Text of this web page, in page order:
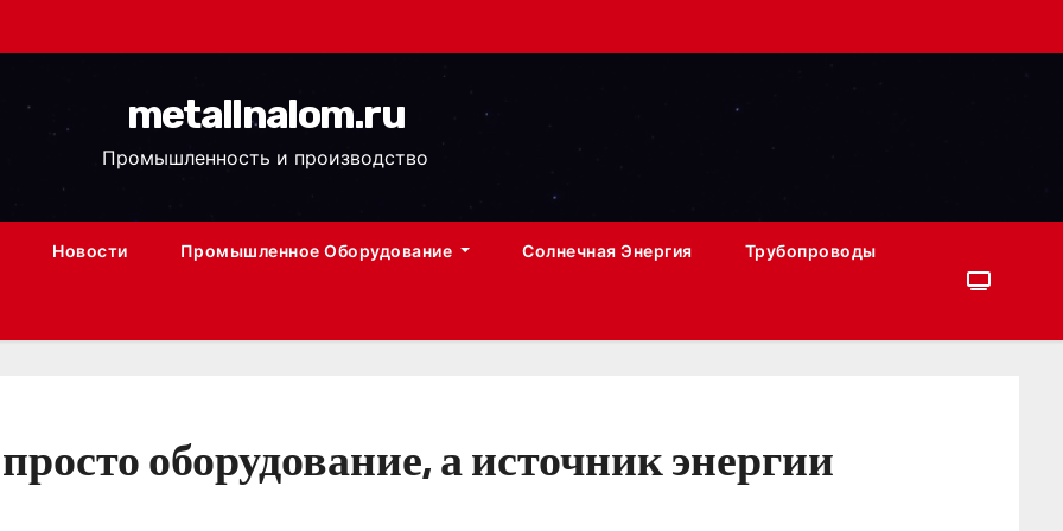
metallnalom.ru
Промышленность и производство
Новости Промышленное Оборудование Солнечная Энергия Трубопроводы
оборудование, а источник энергии